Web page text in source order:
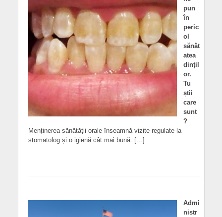
pun
în
peric
ol
sănăt
atea
dințil
or.
Tu
știi
care
sunt
?
Menținerea sănătății orale înseamnă vizite regulate la
stomatolog și o igienă cât mai bună. […]
Admi
nistr